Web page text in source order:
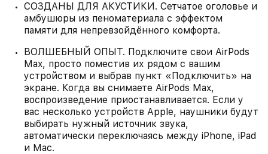
СОЗДАНЫ ДЛЯ АКУСТИКИ. Сетчатое оголовье и
амбушюры из пеноматериала с эффектом
памяти для непревзойдённого комфорта.
ВОЛШЕБНЫЙ ОПЫТ. Подключите свои AirPods
Max, просто поместив их рядом с вашим
устройством и выбрав пункт «Подключить» на
экране. Когда вы снимаете AirPods Max,
воспроизведение приостанавливается. Если у
вас несколько устройств Apple, наушники будут
выбирать нужный источник звука,
автоматически переключаясь между iPhone, iPad
и Mac.